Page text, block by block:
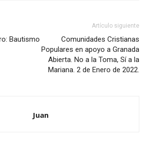
Bautismo
Artículo siguiente
Comunidades Cristianas
Populares en apoyo a Granada
Abierta. No a la Toma, Sí a la
Mariana. 2 de Enero de 2022.
Juan